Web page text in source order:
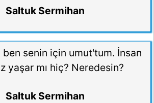
Saltuk Sermihan
senin için umut'tum. İnsan
yaşar mı hiç? Neredesin?
Saltuk Sermihan